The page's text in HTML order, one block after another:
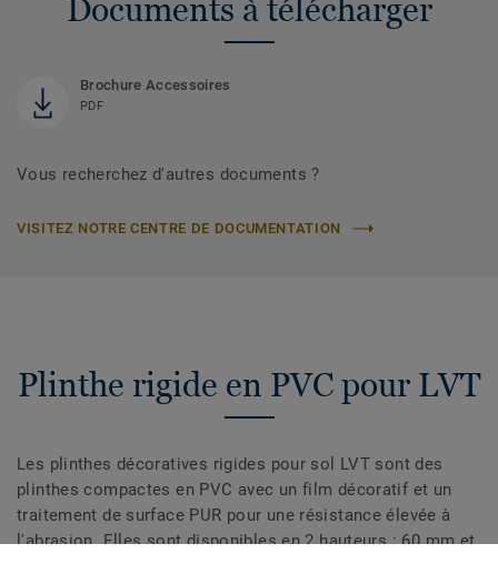
Documents à télécharger
Brochure Accessoires
PDF
Vous recherchez d'autres documents ?
VISITEZ NOTRE CENTRE DE DOCUMENTATION
Plinthe rigide en PVC pour LVT
Les plinthes décoratives rigides pour sol LVT sont des
plinthes compactes en PVC avec un film décoratif et un
traitement de surface PUR pour une résistance élevée à
l'abrasion. Elles sont disponibles en 2 hauteurs : 60 mm et